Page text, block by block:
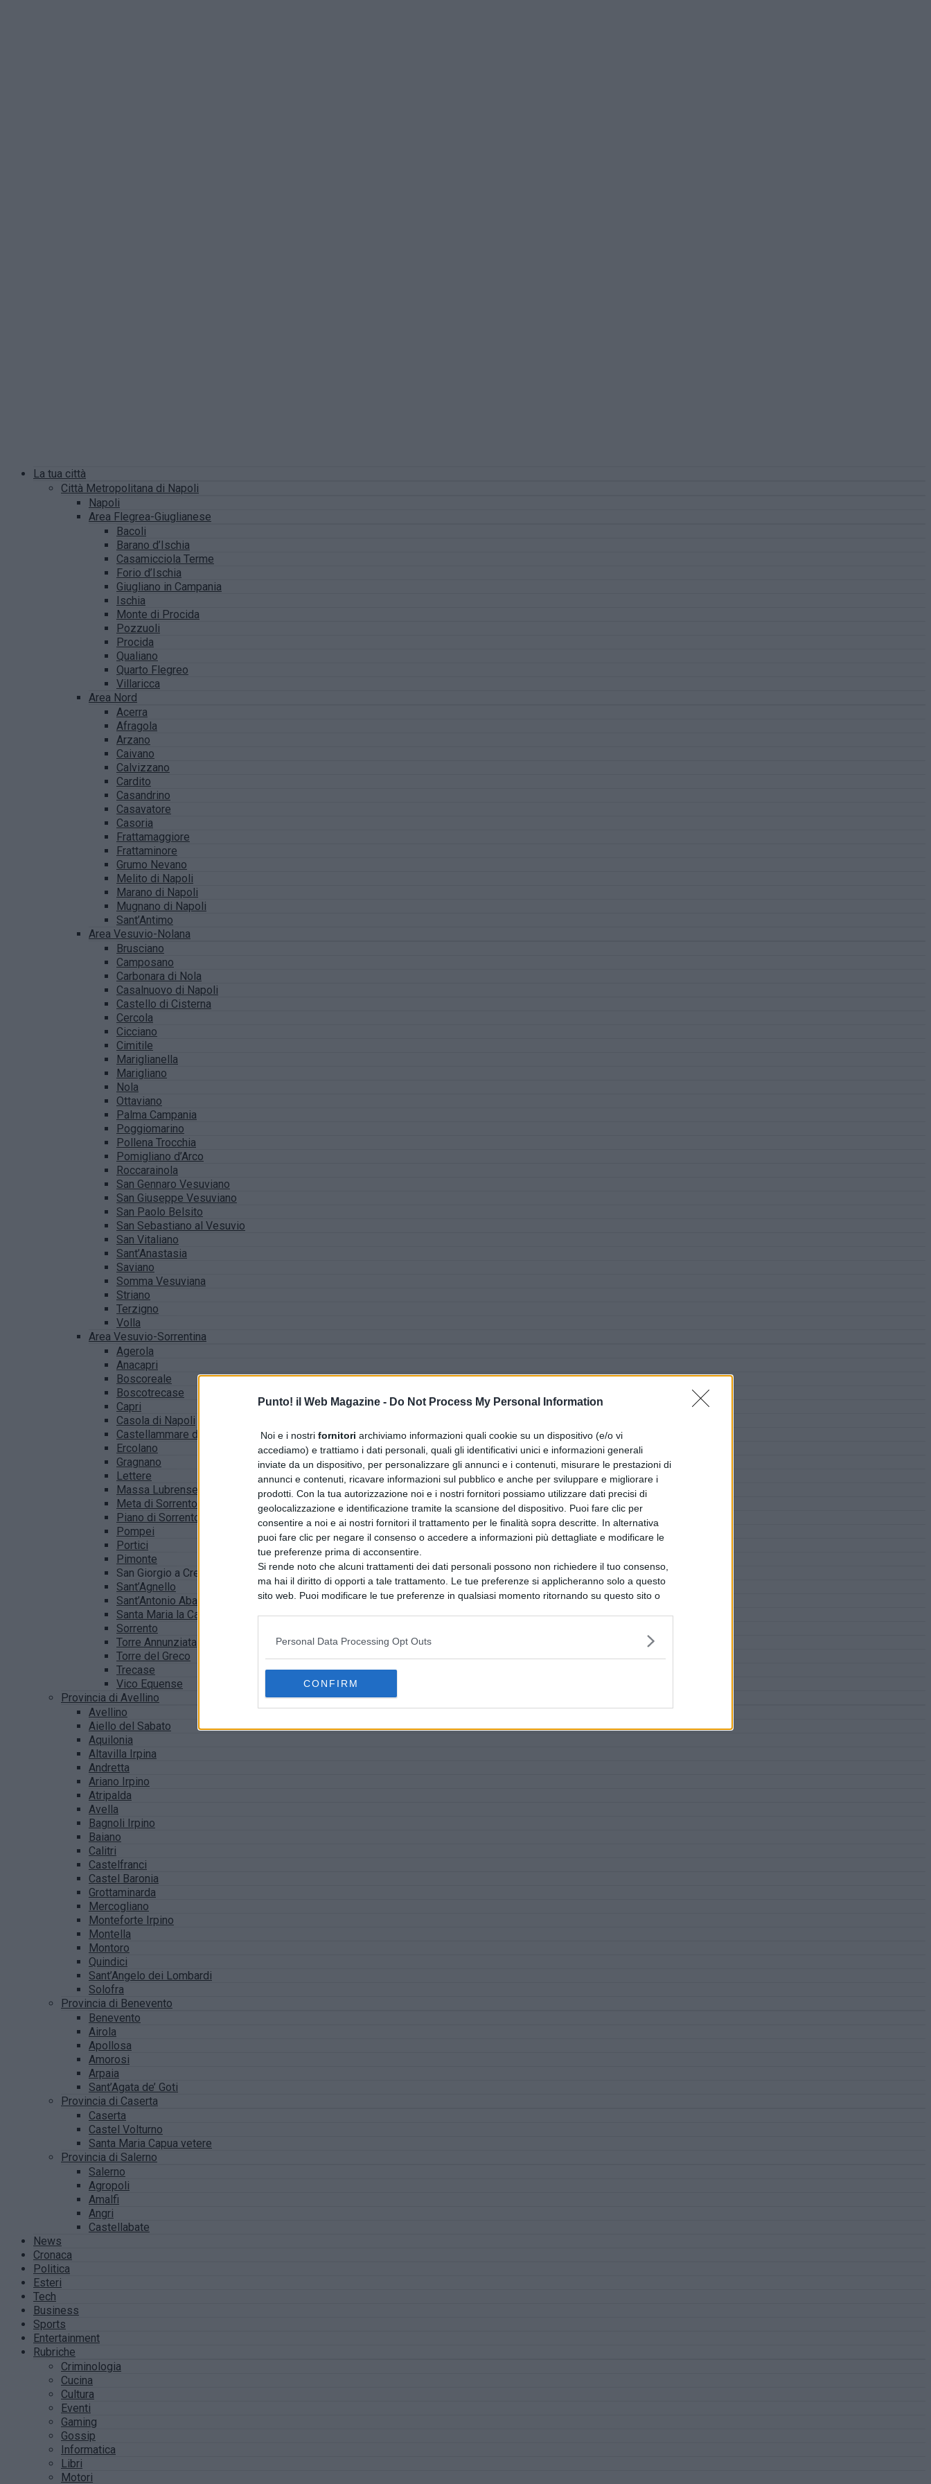
Punto! il Web Magazine - Do Not Process My Personal Information
Noi e i nostri fornitori archiviamo informazioni quali cookie su un dispositivo (e/o vi
accediamo) e trattiamo i dati personali, quali gli identificativi unici e informazioni generali
inviate da un dispositivo, per personalizzare gli annunci e i contenuti, misurare le prestazioni di
annunci e contenuti, ricavare informazioni sul pubblico e anche per sviluppare e migliorare i
prodotti. Con la tua autorizzazione noi e i nostri fornitori possiamo utilizzare dati precisi di
geolocalizzazione e identificazione tramite la scansione del dispositivo. Puoi fare clic per
consentire a noi e ai nostri fornitori il trattamento per le finalità sopra descritte. In alternativa
puoi fare clic per negare il consenso o accedere a informazioni più dettagliate e modificare le
tue preferenze prima di acconsentire.
Si rende noto che alcuni trattamenti dei dati personali possono non richiedere il tuo consenso,
ma hai il diritto di opporti a tale trattamento. Le tue preferenze si applicheranno solo a questo
sito web. Puoi modificare le tue preferenze in qualsiasi momento ritornando su questo sito o
Personal Data Processing Opt Outs
CONFIRM
La tua città
Città Metropolitana di Napoli
Napoli
Area Flegrea-Giuglianese
Bacoli
Barano d’Ischia
Casamicciola Terme
Forio d’Ischia
Giugliano in Campania
Ischia
Monte di Procida
Pozzuoli
Procida
Qualiano
Quarto Flegreo
Villaricca
Area Nord
Acerra
Afragola
Arzano
Caivano
Calvizzano
Cardito
Casandrino
Casavatore
Casoria
Frattamaggiore
Frattaminore
Grumo Nevano
Melito di Napoli
Marano di Napoli
Mugnano di Napoli
Sant’Antimo
Area Vesuvio-Nolana
Brusciano
Camposano
Carbonara di Nola
Casalnuovo di Napoli
Castello di Cisterna
Cercola
Cicciano
Cimitile
Mariglianella
Marigliano
Nola
Ottaviano
Palma Campania
Poggiomarino
Pollena Trocchia
Pomigliano d’Arco
Roccarainola
San Gennaro Vesuviano
San Giuseppe Vesuviano
San Paolo Belsito
San Sebastiano al Vesuvio
San Vitaliano
Sant’Anastasia
Saviano
Somma Vesuviana
Striano
Terzigno
Volla
Area Vesuvio-Sorrentina
Agerola
Anacapri
Boscoreale
Boscotrecase
Capri
Casola di Napoli
Castellammare di Stabia
Ercolano
Gragnano
Lettere
Massa Lubrense
Meta di Sorrento
Piano di Sorrento
Pompei
Portici
Pimonte
San Giorgio a Cremano
Sant’Agnello
Sant’Antonio Abate
Santa Maria la Carità
Sorrento
Torre Annunziata
Torre del Greco
Trecase
Vico Equense
Provincia di Avellino
Avellino
Aiello del Sabato
Aquilonia
Altavilla Irpina
Andretta
Ariano Irpino
Atripalda
Avella
Bagnoli Irpino
Baiano
Calitri
Castelfranci
Castel Baronia
Grottaminarda
Mercogliano
Monteforte Irpino
Montella
Montoro
Quindici
Sant’Angelo dei Lombardi
Solofra
Provincia di Benevento
Benevento
Airola
Apollosa
Amorosi
Arpaia
Sant’Agata de’ Goti
Provincia di Caserta
Caserta
Castel Volturno
Santa Maria Capua vetere
Provincia di Salerno
Salerno
Agropoli
Amalfi
Angri
Castellabate
News
Cronaca
Politica
Esteri
Tech
Business
Sports
Entertainment
Rubriche
Criminologia
Cucina
Cultura
Eventi
Gaming
Gossip
Informatica
Libri
Motori